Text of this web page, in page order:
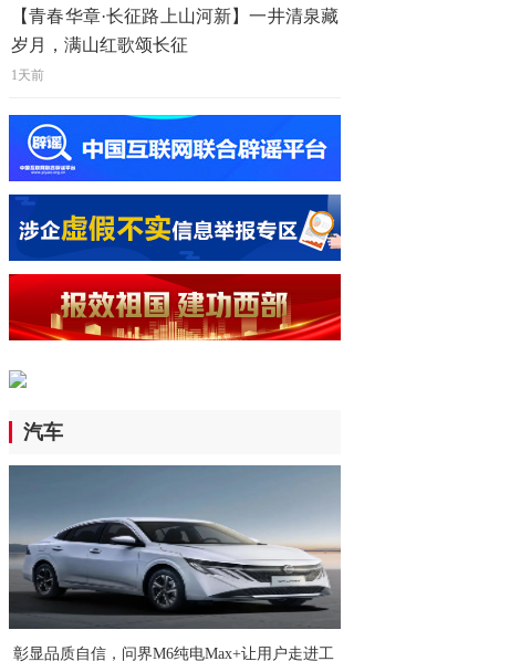
“China Cool”成海外热词——今年夏天，去
中国纳个凉
16小时前
日本国内和周边国家强烈批评日本新版
《防卫白皮书》——“高市早苗政府‘新型
军国主义’思维的赤裸表现”（国际视点）
16小时前
我们的家园丨戈壁滩上绘就“致富田野”
16小时前
英名归山河 无名终有名
4小时前
防灾减灾救灾一线见闻丨迎洪峰 守堤坝 护
民生——黑龙江防汛抗洪一线见闻
我的青春我“职”道|守护千里安澜，聚力珠
江流域水库群联合调度的水利人
5小时前
皖中评│ 东方白鹳用翅膀投票：八百里巢
汽车
彰显品质自信，问界M6纯电Max+让用户走进工